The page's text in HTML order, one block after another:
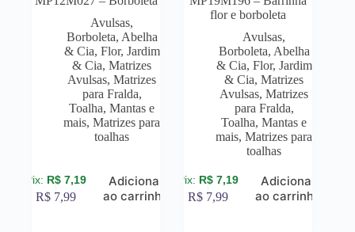
Avulsas,
Borboleta, Abelha
& Cia, Flor, Jardim
& Cia,Matrizes
Avulsas,Matrizes
para Fralda,
Toalha, Mantas e
mais,Matrizes para
toalhas
R$ 7,19
R$ 7,99
Adicionar
ao carrinho
flor e borboleta
Avulsas,
Borboleta, Abelha
& Cia, Flor, Jardim
& Cia,Matrizes
Avulsas,Matrizes
para Fralda,
Toalha, Mantas e
mais,Matrizes para
toalhas
R$ 7,19
R$ 7,99
Adicionar
ao carrinho